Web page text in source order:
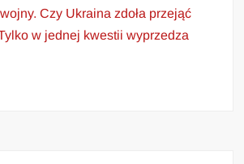
Czy Ukraina zdoła przejąć
w jednej kwestii wyprzedza